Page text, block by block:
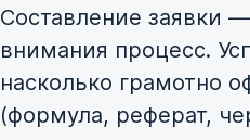
Составление заявки
внимания процесс.
насколько грамотно
(формула, реферат,